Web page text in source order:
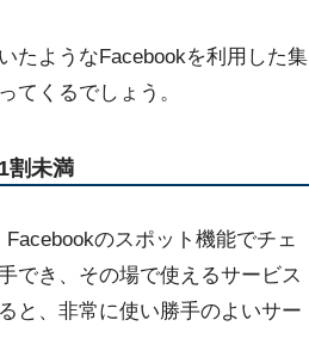
たようなFacebookを利用した集
てくるでしょう。
割未満
のスポット機能でチェ
でき、その場で使えるサービス
と、非常に使い勝手のよいサー